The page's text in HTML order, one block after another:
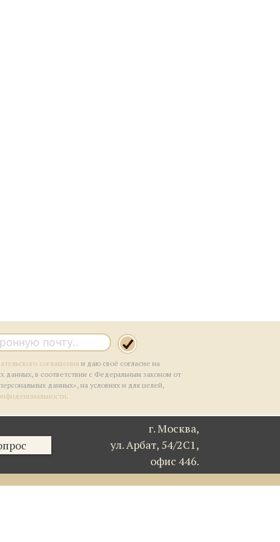
соглашения и даю своё согласие на
данных, в соответствии с Федеральным законом от
данных», на условиях и для целей,
.
г. Москва,
ул. Арбат, 54/2С1,
офис 446.